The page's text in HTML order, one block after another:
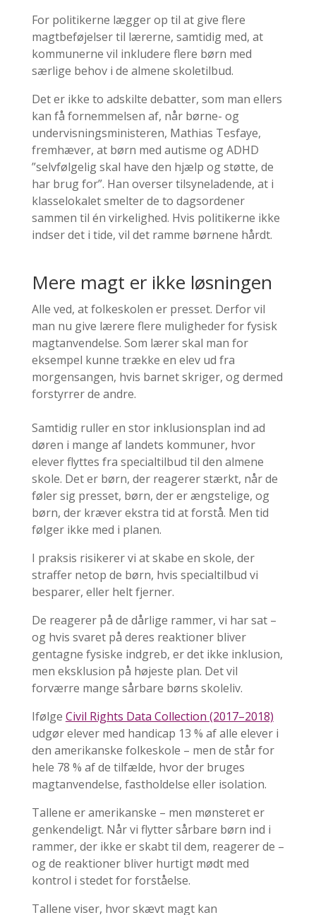
For politikerne lægger op til at give flere
magtbeføjelser til lærerne, samtidig med, at
kommunerne vil inkludere flere børn med
særlige behov i de almene skoletilbud.
Det er ikke to adskilte debatter, som man ellers
kan få fornemmelsen af, når børne- og
undervisningsministeren, Mathias Tesfaye,
fremhæver, at børn med autisme og ADHD
”selvfølgelig skal have den hjælp og støtte, de
har brug for”. Han overser tilsyneladende, at i
klasselokalet smelter de to dagsordener
sammen til én virkelighed. Hvis politikerne ikke
indser det i tide, vil det ramme børnene hårdt.
Mere magt er ikke løsningen
Alle ved, at folkeskolen er presset. Derfor vil
man nu give lærere flere muligheder for fysisk
magtanvendelse. Som lærer skal man for
eksempel kunne trække en elev ud fra
morgensangen, hvis barnet skriger, og dermed
forstyrrer de andre.
Samtidig ruller en stor inklusionsplan ind ad
døren i mange af landets kommuner, hvor
elever flyttes fra specialtilbud til den almene
skole. Det er børn, der reagerer stærkt, når de
føler sig presset, børn, der er ængstelige, og
børn, der kræver ekstra tid at forstå. Men tid
følger ikke med i planen.
I praksis risikerer vi at skabe en skole, der
straffer netop de børn, hvis specialtilbud vi
besparer, eller helt fjerner.
De reagerer på de dårlige rammer, vi har sat –
og hvis svaret på deres reaktioner bliver
gentagne fysiske indgreb, er det ikke inklusion,
men eksklusion på højeste plan. Det vil
forværre mange sårbare børns skoleliv.
Ifølge Civil Rights Data Collection (2017–2018)
udgør elever med handicap 13 % af alle elever i
den amerikanske folkeskole – men de står for
hele 78 % af de tilfælde, hvor der bruges
magtanvendelse, fastholdelse eller isolation.
Tallene er amerikanske – men mønsteret er
genkendeligt. Når vi flytter sårbare børn ind i
rammer, der ikke er skabt til dem, reagerer de –
og de reaktioner bliver hurtigt mødt med
kontrol i stedet for forståelse.
Tallene viser, hvor skævt magt kan